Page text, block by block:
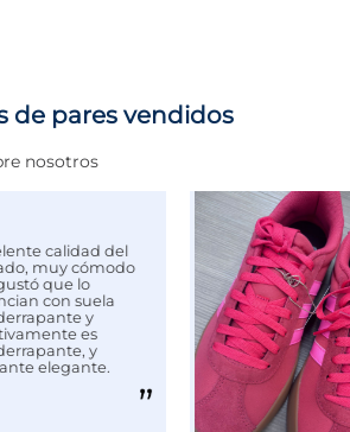
de pares vendidos
nosotros
calidad del
muy cómodo
que lo
con suela
y
es
y
elegante.